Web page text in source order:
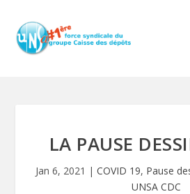
LA PAUSE
Jan 6, 2021 | COVID 19, Pause
UNSA CDC